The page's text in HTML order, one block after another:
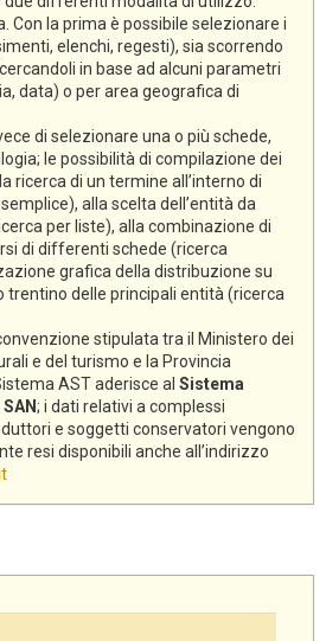
Con la prima è possibile selezionare i
elenchi, regesti), sia scorrendo
in base ad alcuni parametri
data) o per area geografica di
di selezionare una o più schede,
le possibilità di compilazione dei
ricerca di un termine all’interno di
alla scelta dell’entità da
per liste), alla combinazione di
di differenti schede (ricerca
grafica della distribuzione su
trentino delle principali entità (ricerca
stipulata tra il Ministero dei
e del turismo e la Provincia
AST aderisce al Sistema
; i dati relativi a complessi
e soggetti conservatori vengono
resi disponibili anche all’indirizzo